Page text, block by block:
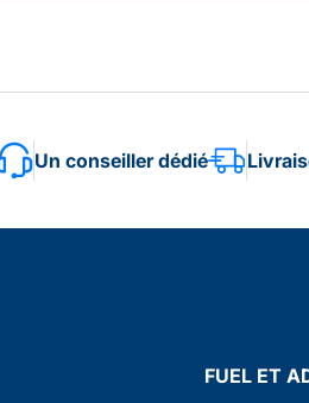
Un conseiller dédié
FUEL ET